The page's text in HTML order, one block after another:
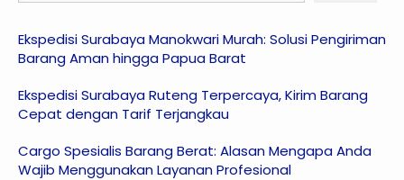
Ekspedisi Surabaya Manokwari Murah: Solusi Pengiriman
Barang Aman hingga Papua Barat
Ekspedisi Surabaya Ruteng Terpercaya, Kirim Barang
Cepat dengan Tarif Terjangkau
Cargo Spesialis Barang Berat: Alasan Mengapa Anda
Wajib Menggunakan Layanan Profesional